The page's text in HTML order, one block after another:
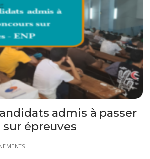
admis à passer
sur épreuves